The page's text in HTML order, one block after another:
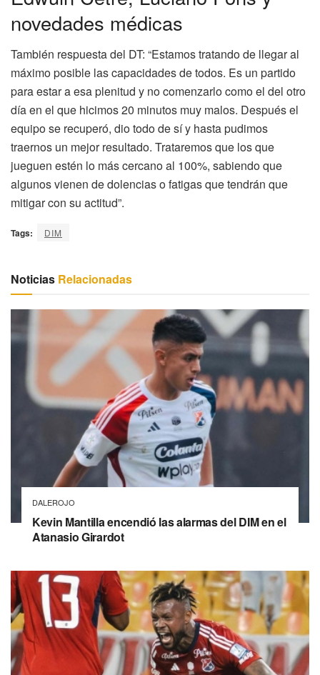
novedades médicas
También respuesta del DT: “Estamos tratando de llegar al
máximo posible las capacidades de todos. Es un partido
para estar a esa plenitud y no comenzarlo como el del otro
día en el que hicimos 20 minutos muy malos. Después el
equipo se recuperó, dio todo de sí y hasta pudimos
traernos un mejor resultado. Trataremos que los que
jueguen estén lo más cercano al 100%, sabiendo que
algunos vienen de dolencias o fatigas que tendrán que
mitigar con su actitud”.
Tags: DIM
Noticias Relacionadas
DALEROJO
Kevin Mantilla encendió las alarmas del DIM en el
Atanasio Girardot